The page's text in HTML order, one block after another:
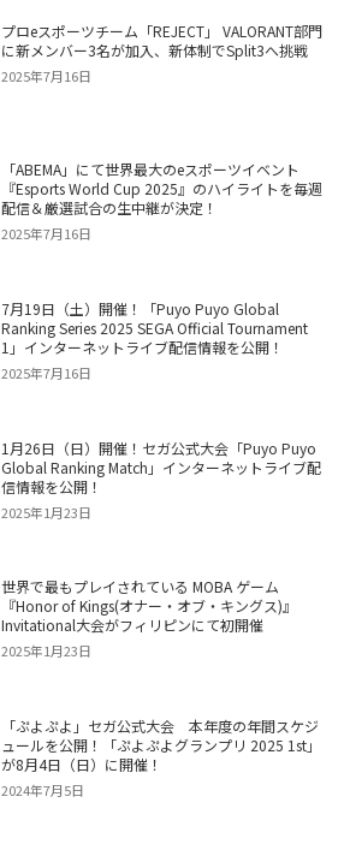
プロeスポーツチーム「REJECT」 VALORANT部門
に新メンバー3名が加入、新体制でSplit3へ挑戦
2025年7月16日
「ABEMA」にて世界最大のeスポーツイベント
『Esports World Cup 2025』のハイライトを毎週
配信＆厳選試合の生中継が決定！
2025年7月16日
7月19日（土）開催！「Puyo Puyo Global
Ranking Series 2025 SEGA Official Tournament
1」インターネットライブ配信情報を公開！
2025年7月16日
1月26日（日）開催！セガ公式大会「Puyo Puyo
Global Ranking Match」インターネットライブ配
信情報を公開！
2025年1月23日
世界で最もプレイされている MOBA ゲーム
『Honor of Kings(オナー・オブ・キングス)』
Invitational大会がフィリピンにて初開催
2025年1月23日
「ぷよぷよ」セガ公式大会 本年度の年間スケジ
ュールを公開！「ぷよぷよグランプリ 2025 1st」
が8月4日（日）に開催！
2024年7月5日